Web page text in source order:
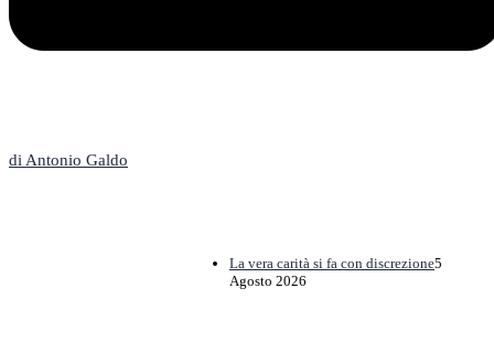
di Antonio Galdo
La vera carità si fa con discrezione5
Agosto 2026